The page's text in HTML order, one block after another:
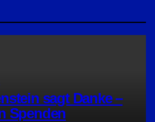
sagt Danke –
Spenden